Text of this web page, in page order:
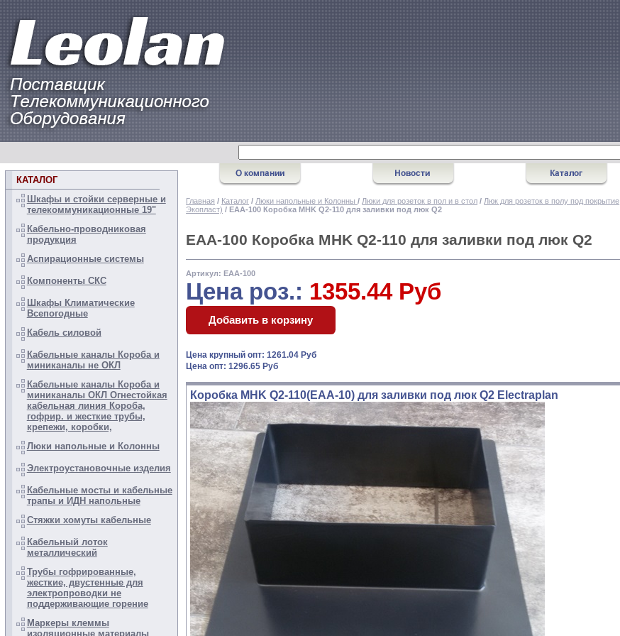
КАТАЛОГ
Шкафы и стойки серверные и
телекоммуникационные 19"
Кабельно-проводниковая
продукция
Аспирационные системы
Компоненты СКС
Шкафы Климатические
Всепогодные
Кабель силовой
Кабельные каналы Короба и
миниканалы не ОКЛ
Кабельные каналы Короба и
миниканалы ОКЛ Огнестойкая
кабельная линия Короба,
гофрир. и жесткие трубы,
крепежи, коробки,
Люки напольные и Колонны
Электроустановочные изделия
Кабельные мосты и кабельные
трапы и ИДН напольные
Стяжки хомуты кабельные
Кабельный лоток
металлический
Трубы гофрированные,
жесткие, двустенные для
электропроводки не
поддерживающие горение
Маркеры клеммы
изоляционные материалы
Главная / Каталог / Люки напольные и Колонны/ Люки для розеток в пол и в стол / Люк для розеток в полу под покрытие
Экопласт) / EAA-100 Коробка MHK Q2-110 для заливки под люк Q2
EAA-100 Коробка MHK Q2-110 для заливки под люк Q2
Артикул: EAA-100
Цена роз.: 1355.44 Руб
Цена крупный опт: 1261.04 Руб
Цена опт: 1296.65 Руб
Коробка MHK Q2-110(EAA-10) для заливки под люк Q2 Electraplan